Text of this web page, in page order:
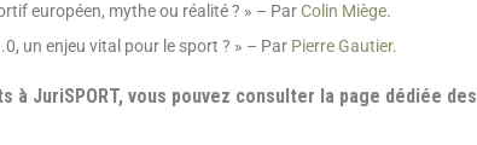
européen, mythe ou réalité ? » – ParColin Miège.
un enjeu vital pour le sport ? » – Par Pierre Gautier.
JuriSPORT, vous pouvez consulter la page dédiée des